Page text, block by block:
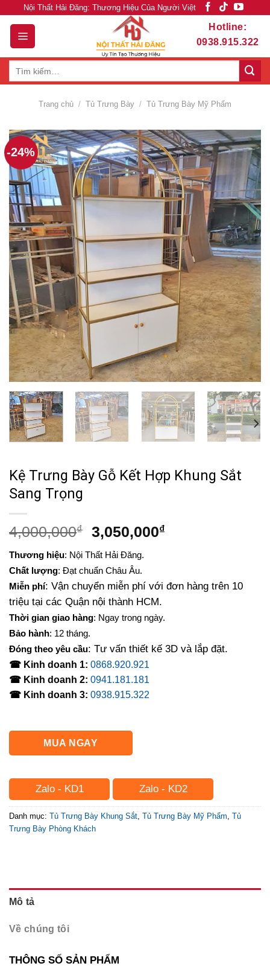
content
Nội Thất Hải Đăng: Thương Hiệu Của Người Việt
Hotline:
0938.915.322
Trang chủ / Tủ Trưng Bày / Tủ Trưng Bày Mỹ Phẩm
-24%
Kệ Trưng Bày Gỗ Kết Hợp Khung Sắt
Sang Trọng
4,000,000₫
Giá
là:
4,000,000₫.
3,050,000₫Giá
3,050,000₫.
Thương hiệu: Nội Thất Hải Đăng.
Chất lượng: Đạt chuẩn Châu Âu.
Miễn phí: Vận chuyển miễn phí với đơn hàng trên 10
triệu tại các Quận nội thành HCM.
Thời gian giao hàng: Ngay trong ngày.
Bảo hành: 12 tháng.
Đóng theo yêu cầu: Tư vấn thiết kế 3D và lắp đặt.
☎ Kinh doanh 1: 0868.920.921
☎ Kinh doanh 2: 0941.181.181
☎ Kinh doanh 3: 0938.915.322
MUA NGAY
Zalo - KD1 Zalo - KD2
Danh mục: Tủ Trưng Bày Khung Sắt Tủ Trưng Bày Mỹ Phẩm Tủ
Trưng Bày Phòng Khách
Mô tả
Về chúng tôi
THÔNG SỐ SẢN PHẨM